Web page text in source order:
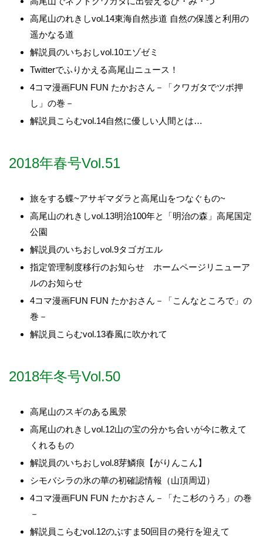
高尾山のれきしvol.14東海自然歩道 自然の保護と利用の
遥かなる道
解説員のいちおしvol.10エゾゼミ
Twitterでふりかえる高尾山ニュース！
4コマ漫画FUN FUN たかおさん－「クワガタでツボ押
し」の巻－
解説員こらむvol.14自然に優しい人間とは…
2018年春号Vol.51
旅をする蝶~アサギマダラと高尾山をつなぐもの~
高尾山のれきしvol.13明治100年と「明治の森」高尾国定
公園
解説員のいちおしvol.9タゴガエル
指定管理制度移行のお知らせ ホームページリニューア
ルのお知らせ
4コマ漫画FUN FUN たかおさん－「こんなところで」の
巻－
解説員こらむvol.13春風に吹かれて
2018年冬号Vol.50
高尾山のスギのある風景
高尾山のれきしvol.12山の宝の分かち合いが今に教えて
くれるもの
解説員のいちおしvol.8芽鱗痕【がりんこん】
シモバシラの氷の華の初確認情報（山頂周辺）
4コマ漫画FUN FUN たかおさん－「たこ杉のうろ」の巻
－
解説員こらむvol.12のぶすま50回目の発行を迎えて